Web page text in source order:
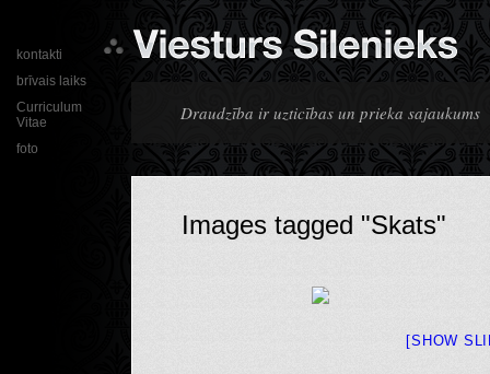
Draudzība ir uzticības un prieka sajaukums
kontakti
brīvais laiks
Curriculum
Vitae
foto
Images tagged "Skats"
[SHOW